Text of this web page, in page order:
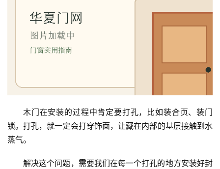
木门在安装的过程中肯定要打孔，比如装合页、装门
锁。打孔，就一定会打穿饰面，让藏在内部的基层接触到水
蒸气。
解决这个问题，需要我们在每一个打孔的地方安装好封